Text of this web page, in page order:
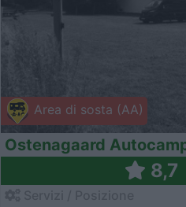
Area di sosta (AA)
Ostenagaard
8,7